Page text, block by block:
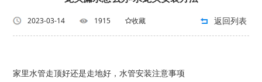
2023-03-14 1915 收藏 返回列表
家里水管走顶好还是走地好，水管安装注意事项